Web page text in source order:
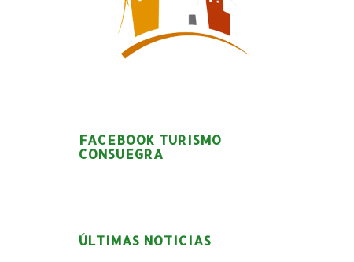
FACEBOOK TURISMO
CONSUEGRA
ÚLTIMAS NOTICIAS